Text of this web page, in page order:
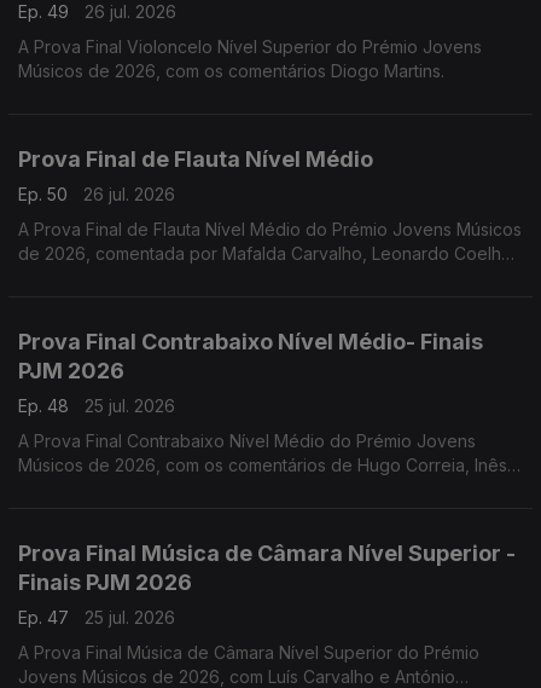
Ep. 49
26 jul. 2026
A Prova Final Violoncelo Nível Superior do Prémio Jovens
Músicos de 2026, com os comentários Diogo Martins.
Prova Final de Flauta Nível Médio
Ep. 50
26 jul. 2026
A Prova Final de Flauta Nível Médio do Prémio Jovens Músicos
de 2026, comentada por Mafalda Carvalho, Leonardo Coelho,
Prova Final Contrabaixo Nível Médio- Finais
PJM 2026
Ep. 48
25 jul. 2026
A Prova Final Contrabaixo Nível Médio do Prémio Jovens
Músicos de 2026, com os comentários de Hugo Correia, Inês
Prova Final Música de Câmara Nível Superior -
Finais PJM 2026
Ep. 47
25 jul. 2026
A Prova Final Música de Câmara Nível Superior do Prémio
Jovens Músicos de 2026, com Luís Carvalho e António